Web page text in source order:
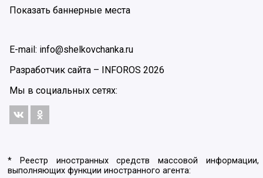
Показать баннерные места
E-mail: info@shelkovchanka.ru
Разработчик сайта –
INFOROS 2026
Мы в социальных сетях:
* Реестр иностранных средств массовой информации,
выполняющих функции иностранного агента: